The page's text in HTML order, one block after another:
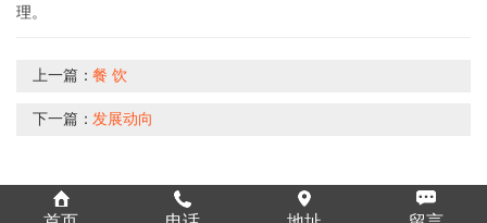
理。
上一篇：餐 饮
下一篇： 发展动向